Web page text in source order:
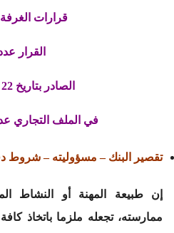
قرارات الغرفة
القرار عدد
الصادر بتاريخ 22 يناير 2015
في الملف التجاري عدد 2014/1/3/
تقصير البنك – مسؤوليته – شروط
إن طبيعة المهنة أو النشاط
ممارسته، تجعله ملزما باتخاذ كافة